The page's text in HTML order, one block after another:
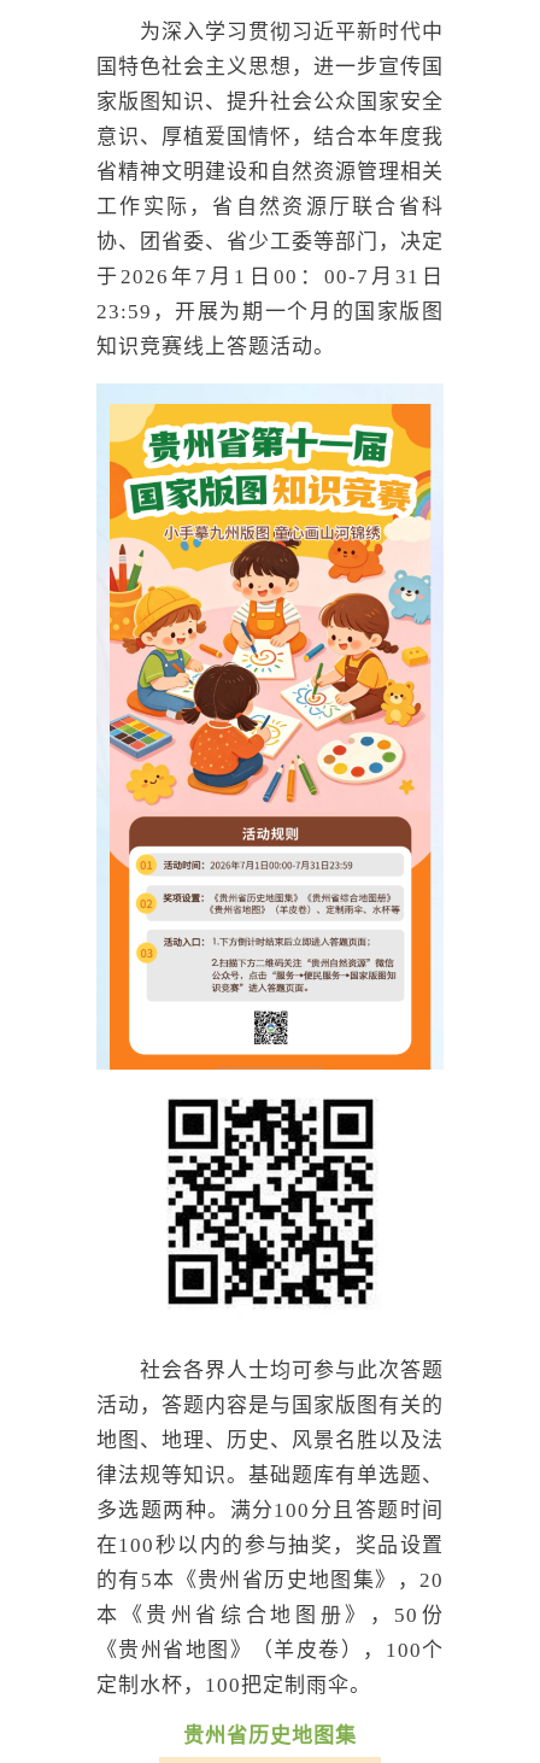
为深入学习贯彻习近平新时代中
国特色社会主义思想，进一步宣传国
家版图知识、提升社会公众国家安全
意识、厚植爱国情怀，结合本年度我
省精神文明建设和自然资源管理相关
工作实际，省自然资源厅联合省科
协、团省委、省少工委等部门，决定
于2026年7月1日00：00-7月31日
23:59，开展为期一个月的国家版图
知识竞赛线上答题活动。
社会各界人士均可参与此次答题
活动，答题内容是与国家版图有关的
地图、地理、历史、风景名胜以及法
律法规等知识。基础题库有单选题、
多选题两种。满分100分且答题时间
在100秒以内的参与抽奖，奖品设置
的有5本《贵州省历史地图集》，20
本《贵州省综合地图册》，50份
《贵州省地图》（羊皮卷），100个
定制水杯，100把定制雨伞。
贵州省历史地图集